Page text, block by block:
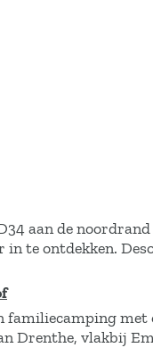
aan de
te ontdekken.
familiecamping
Drenthe, vlakbij